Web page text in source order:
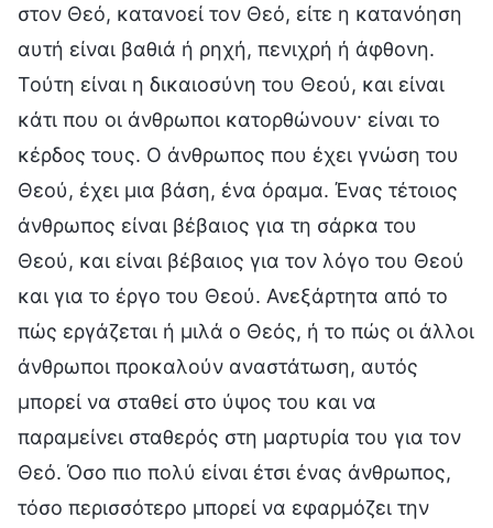
στον Θεό, κατανοεί τον Θεό, είτε η κατανόηση
αυτή είναι βαθιά ή ρηχή, πενιχρή ή άφθονη.
Τούτη είναι η δικαιοσύνη του Θεού, και είναι
κάτι που οι άνθρωποι κατορθώνουν· είναι το
κέρδος τους. Ο άνθρωπος που έχει γνώση του
Θεού, έχει μια βάση, ένα όραμα. Ένας τέτοιος
άνθρωπος είναι βέβαιος για τη σάρκα του
Θεού, και είναι βέβαιος για τον λόγο του Θεού
και για το έργο του Θεού. Ανεξάρτητα από το
πώς εργάζεται ή μιλά ο Θεός, ή το πώς οι άλλοι
άνθρωποι προκαλούν αναστάτωση, αυτός
μπορεί να σταθεί στο ύψος του και να
παραμείνει σταθερός στη μαρτυρία του για τον
Θεό. Όσο πιο πολύ είναι έτσι ένας άνθρωπος,
τόσο περισσότερο μπορεί να εφαρμόζει την